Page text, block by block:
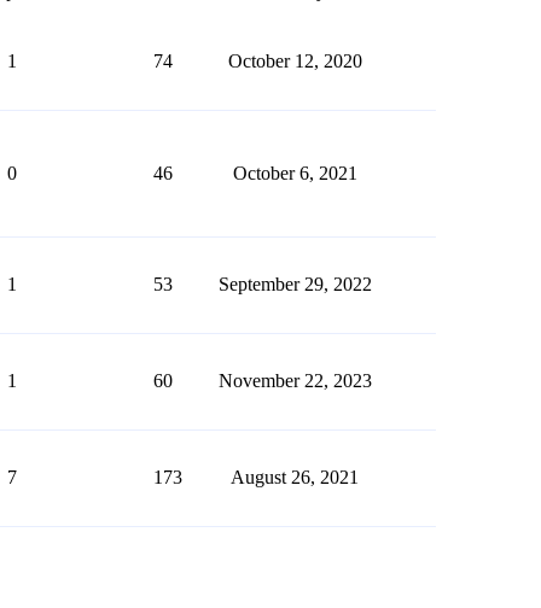
1 74 October 12, 2020
0 46 October 6, 2021
1 53 September 29, 2022
1 60 November 22, 2023
7 173 August 26, 2021